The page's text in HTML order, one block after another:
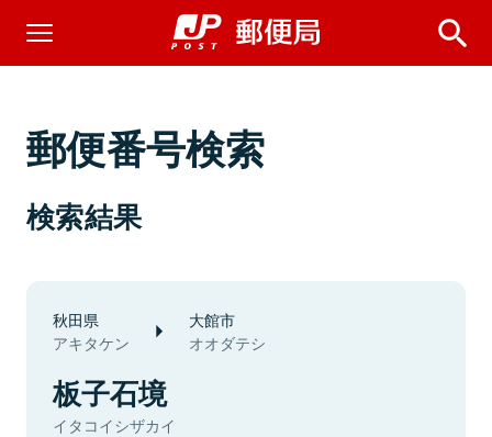
郵便番号検索
検索結果
秋田県
アキタケン
大館市
オオダテシ
板子石境
イタコイシザカイ